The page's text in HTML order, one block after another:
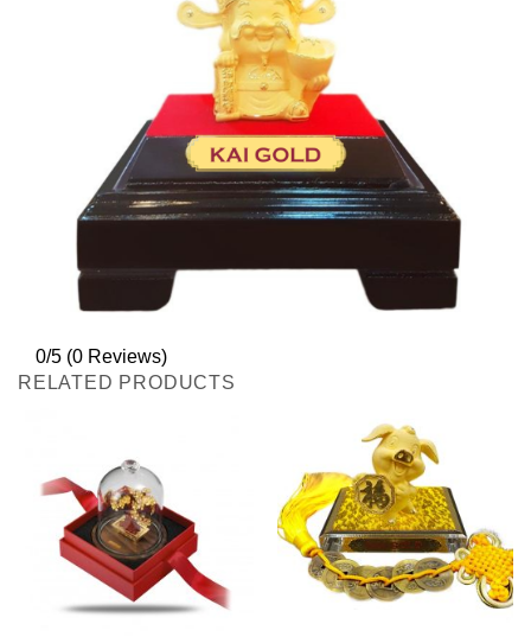
0/5 (0 Reviews)
RELATED PRODUCTS